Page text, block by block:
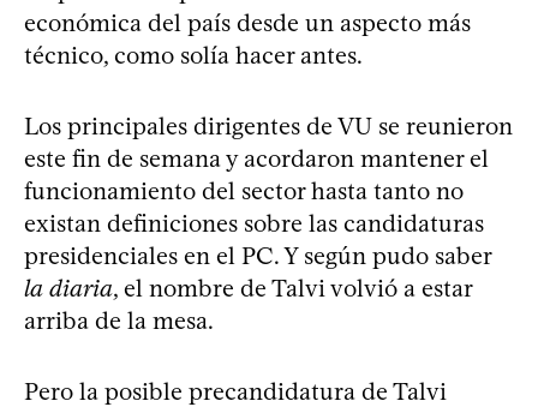
económica del país desde un aspecto más
técnico, como solía hacer antes.
Los principales dirigentes de VU se reunieron
este fin de semana y acordaron mantener el
funcionamiento del sector hasta tanto no
existan definiciones sobre las candidaturas
presidenciales en el PC. Y según pudo saber
la diaria, el nombre de Talvi volvió a estar
arriba de la mesa.
Pero la posible precandidatura de Talvi